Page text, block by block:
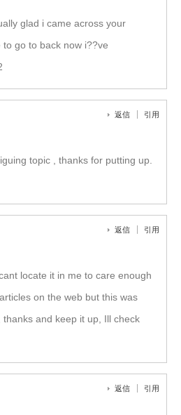
glad i came across your
go to back now i??ve
返信 引用
topic , thanks for putting up.
返信 引用
locate it in me to care enough
on the web but this was
and keep it up, Ill check
返信 引用